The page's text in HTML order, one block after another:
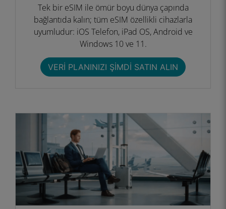
Tek bir eSIM ile ömür boyu dünya çapında
bağlantıda kalın; tüm eSIM özellikli cihazlarla
uyumludur: iOS Telefon, iPad OS, Android ve
Windows 10 ve 11.
VERI PLANINIZI ŞIMDI SATIN ALIN